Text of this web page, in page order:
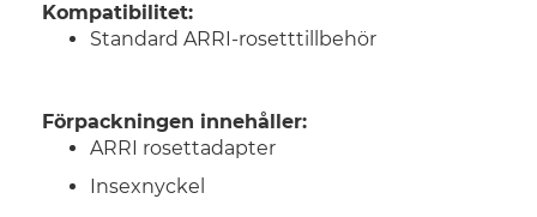
Kompatibilitet:
Standard ARRI-rosetttillbehör
Förpackningen innehåller:
ARRI rosettadapter
Insexnyckel